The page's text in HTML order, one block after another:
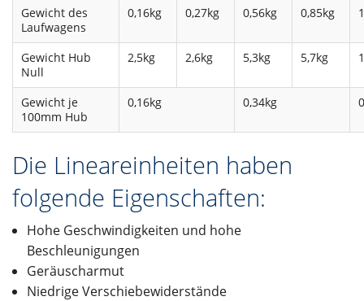
Gewicht des
Laufwagens
0,16kg 0,27kg 0,56kg 0,85kg
Gewicht Hub
Null
2,5kg 2,6kg 5,3kg 5,7kg
Gewicht je
100mm Hub
0,16kg 0,34kg
Die Lineareinheiten haben
folgende Eigenschaften:
Hohe Geschwindigkeiten und hohe
Beschleunigungen
Geräuscharmut
Niedrige Verschiebewiderstände